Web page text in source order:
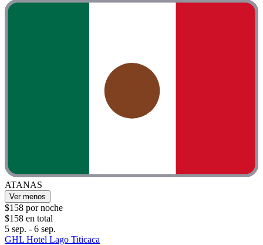
ATANAS
Ver menos
$158 por noche
$158 en total
5 sep. - 6 sep.
GHL Hotel Lago Titicaca